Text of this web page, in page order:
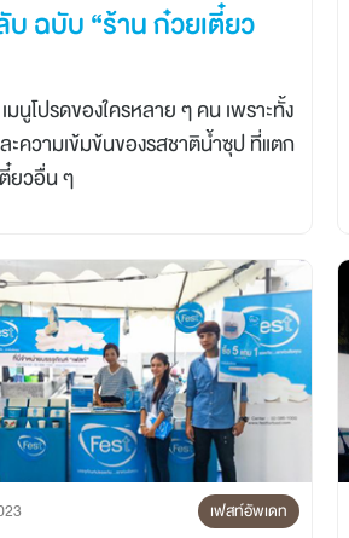
บ ฉบับ “ร้าน ก๋วยเตี๋ยว
มนูโปรดของใครหลาย ๆ คน เพราะทั้ง
ะความเข้มข้นของรสชาติน้ำซุป ที่แตก
ยวอื่น ๆ
เฟสท์อัพเดท